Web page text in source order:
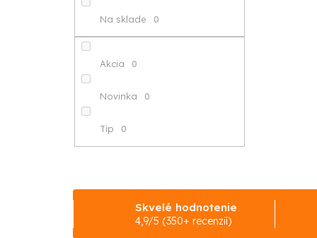
a
n
e
Na sklade 0
Akcia 0
Novinka 0
Tip 0
Skvelé hodnotenie
4,9/5 (350+ recenzií)